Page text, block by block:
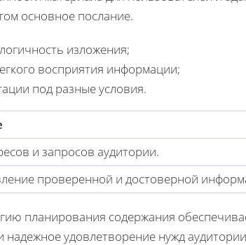
основное послание.
изложения;
восприятия информации;
под разные условия.
и запросов аудитории.
проверенной и достоверной
планирования содержания
удовлетворение нужд